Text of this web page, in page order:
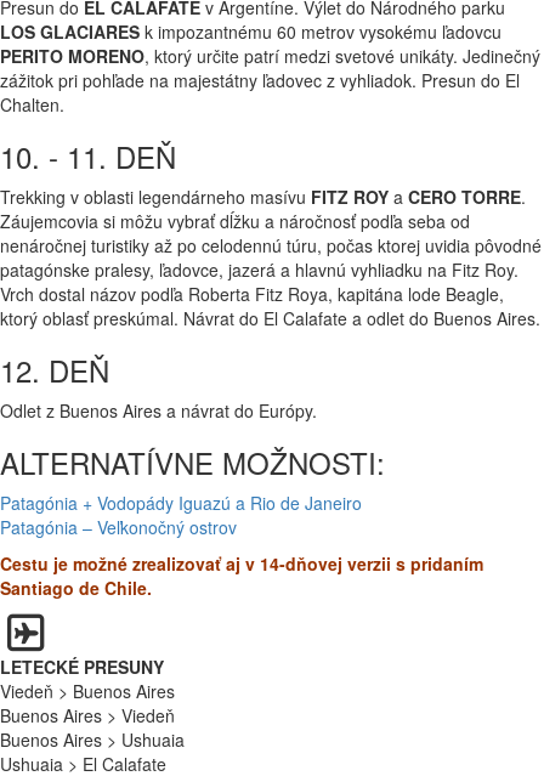
Presun do EL CALAFATE v Argentíne. Výlet do Národného parku
LOS GLACIARES k impozantnému 60 metrov vysokému ľadovcu
PERITO MORENO, ktorý určite patrí medzi svetové unikáty. Jedinečný
zážitok pri pohľade na majestátny ľadovec z vyhliadok. Presun do El
Chalten.
10. - 11. DEŇ
Trekking v oblasti legendárneho masívu FITZ ROY a CERO TORRE.
Záujemcovia si môžu vybrať dĺžku a náročnosť podľa seba od
nenáročnej turistiky až po celodennú túru, počas ktorej uvidia pôvodné
patagónske pralesy, ľadovce, jazerá a hlavnú vyhliadku na Fitz Roy.
Vrch dostal názov podľa Roberta Fitz Roya, kapitána lode Beagle,
ktorý oblasť preskúmal. Návrat do El Calafate a odlet do Buenos Aires.
12. DEŇ
Odlet z Buenos Aires a návrat do Európy.
ALTERNATÍVNE MOŽNOSTI:
Patagónia + Vodopády Iguazú a Rio de Janeiro
Patagónia – Veľkonočný ostrov
Cestu je možné zrealizovať aj v 14-dňovej verzii s pridaním
Santiago de Chile.
LETECKÉ PRESUNY
Viedeň > Buenos Aires
Buenos Aires > Viedeň
Buenos Aires > Ushuaia
Ushuaia > El Calafate